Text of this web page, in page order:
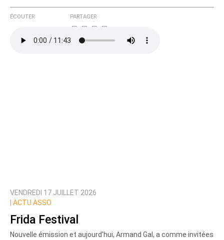
Ajoutez votre commentaire ici
Prévenez-moi de tous les nouveaux commentaires
ÉCOUTER PARTAGER
VENDREDI 17 JUILLET 2026
ACTU ASSO
Frida Festival
Nouvelle émission et aujourd'hui, Armand Gal, a comme invitées